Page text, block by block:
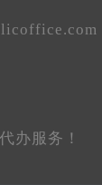
办服务！